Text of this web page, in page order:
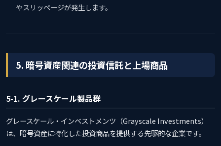
やスリッページが発生します。
5. 暗号資産関連の投資信託と上場商品
5-1. グレースケール製品群
グレースケール・インベストメンツ（Grayscale Investments）
は、暗号資産に特化した投資商品を提供する先駆的な企業です。